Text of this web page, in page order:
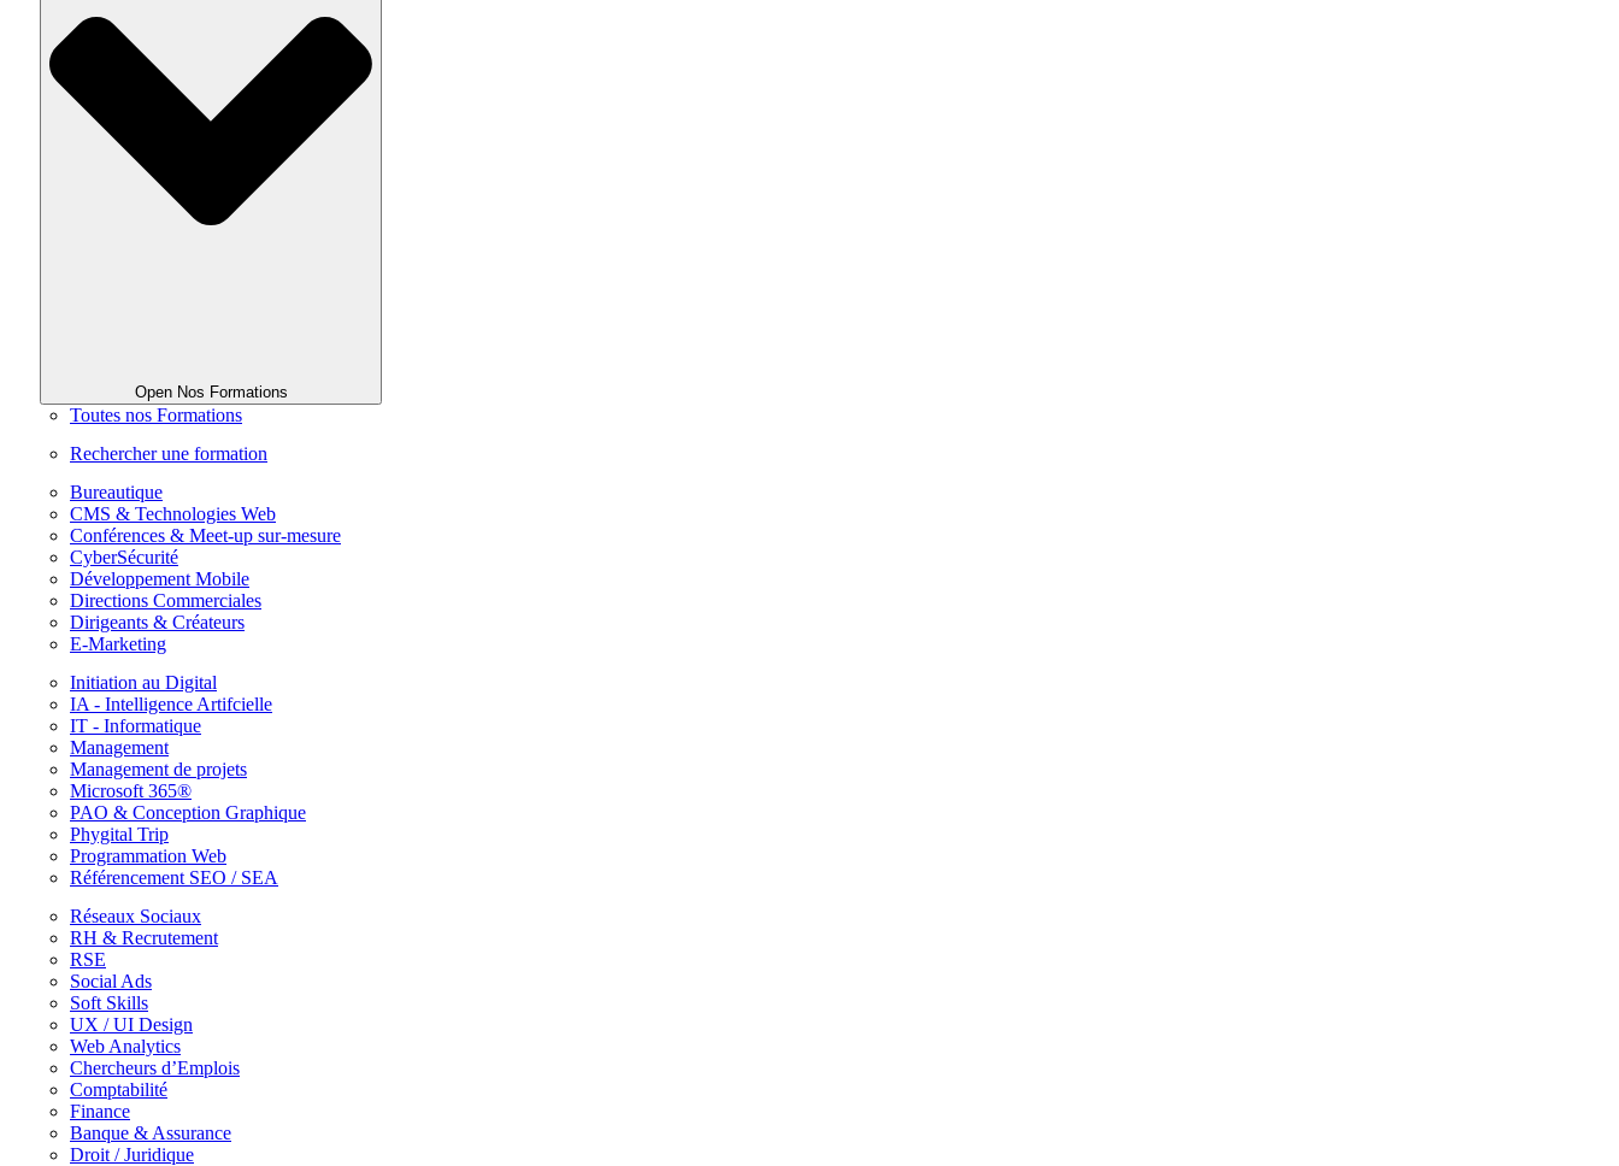
Open Nos Formations
Toutes nos Formations
Rechercher une formation
Bureautique
CMS & Technologies Web
Conférences & Meet-up sur-mesure
CyberSécurité
Développement Mobile
Directions Commerciales
Dirigeants & Créateurs
E-Marketing
Initiation au Digital
IA - Intelligence Artifcielle
IT - Informatique
Management
Management de projets
Microsoft 365®
PAO & Conception Graphique
Phygital Trip
Programmation Web
Référencement SEO / SEA
Réseaux Sociaux
RH & Recrutement
RSE
Social Ads
Soft Skills
UX / UI Design
Web Analytics
Chercheurs d’Emplois
Comptabilité
Finance
Banque & Assurance
Droit / Juridique